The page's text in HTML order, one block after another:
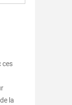
ces
la